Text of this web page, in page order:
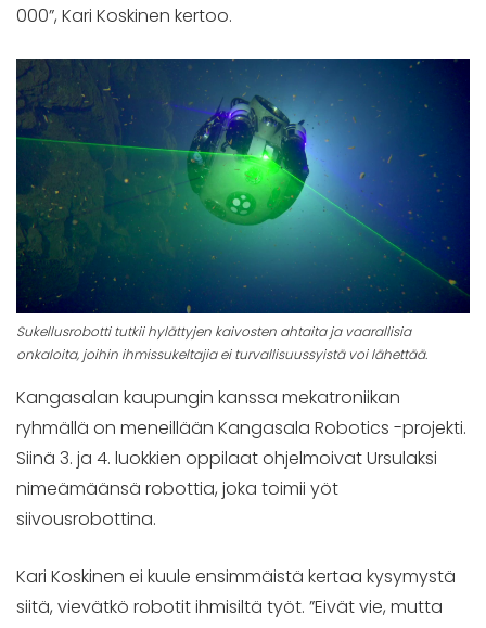
000”, Kari Koskinen kertoo.
Sukellusrobotti tutkii hylättyjen kaivosten ahtaita ja vaarallisia
onkaloita, joihin ihmissukeltajia ei turvallisuussyistä voi lähettää.
Kangasalan kaupungin kanssa mekatroniikan
ryhmällä on meneillään Kangasala Robotics -projekti.
Siinä 3. ja 4. luokkien oppilaat ohjelmoivat Ursulaksi
nimeämäänsä robottia, joka toimii yöt
siivousrobottina.
Kari Koskinen ei kuule ensimmäistä kertaa kysymystä
siitä, vievätkö robotit ihmisiltä työt. ”Eivät vie, mutta